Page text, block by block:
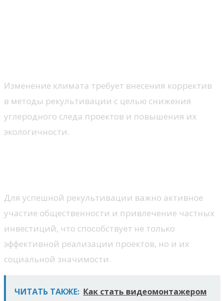
Изменение климата требует внесения корректив
в методы рекультивации с целью снижения
углеродного следа проектов и повышения их
экологичности.
Для успешной рекультивации важно активное
участие общественности и привлечение частных
инвестиций, что способствует не только
эффективной реализации проектов, но и их
социальной значимости.
ЧИТАТЬ ТАКЖЕ: Как стать видеомонтажером